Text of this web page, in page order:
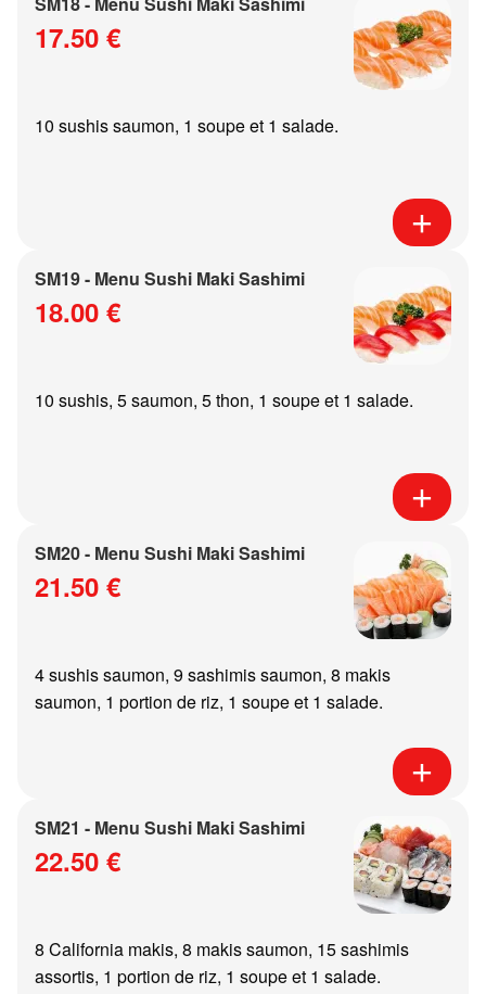
17.50 €
10 sushis saumon, 1 soupe et 1 salade.
SM19 - Menu Sushi Maki Sashimi
18.00 €
10 sushis, 5 saumon, 5 thon, 1 soupe et 1 salade.
SM20 - Menu Sushi Maki Sashimi
21.50 €
4 sushis saumon, 9 sashimis saumon, 8 makis
saumon, 1 portion de riz, 1 soupe et 1 salade.
SM21 - Menu Sushi Maki Sashimi
22.50 €
8 California makis, 8 makis saumon, 15 sashimis
assortis, 1 portion de riz, 1 soupe et 1 salade.